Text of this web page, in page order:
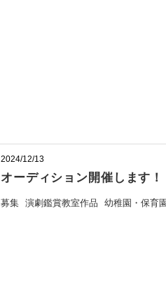
2024/12/13
オーディション開催します！
募集 演劇鑑賞教室作品 幼稚園・保育